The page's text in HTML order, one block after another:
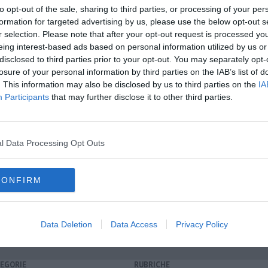
opt-out of the sale, sharing to third parties, or processing of your
for targeted advertising by us, please use the below opt-out
selection. Please note that after your opt-out request is processed
interest-based ads based on personal information utilized by us
to third parties prior to your opt-out. You may separately
of your personal information by third parties on the IAB’s list of
This information may also be disclosed by us to third parties on the
Participants that may further disclose it to other third parties.
Data Processing Opt Outs
Data Deletion Data Access Privacy Policy
iscriviti allaNewsletter QUInews - ToscanaMedia.
nella tua casella di posta.
- VIDEO
venezia
RUBRICHE